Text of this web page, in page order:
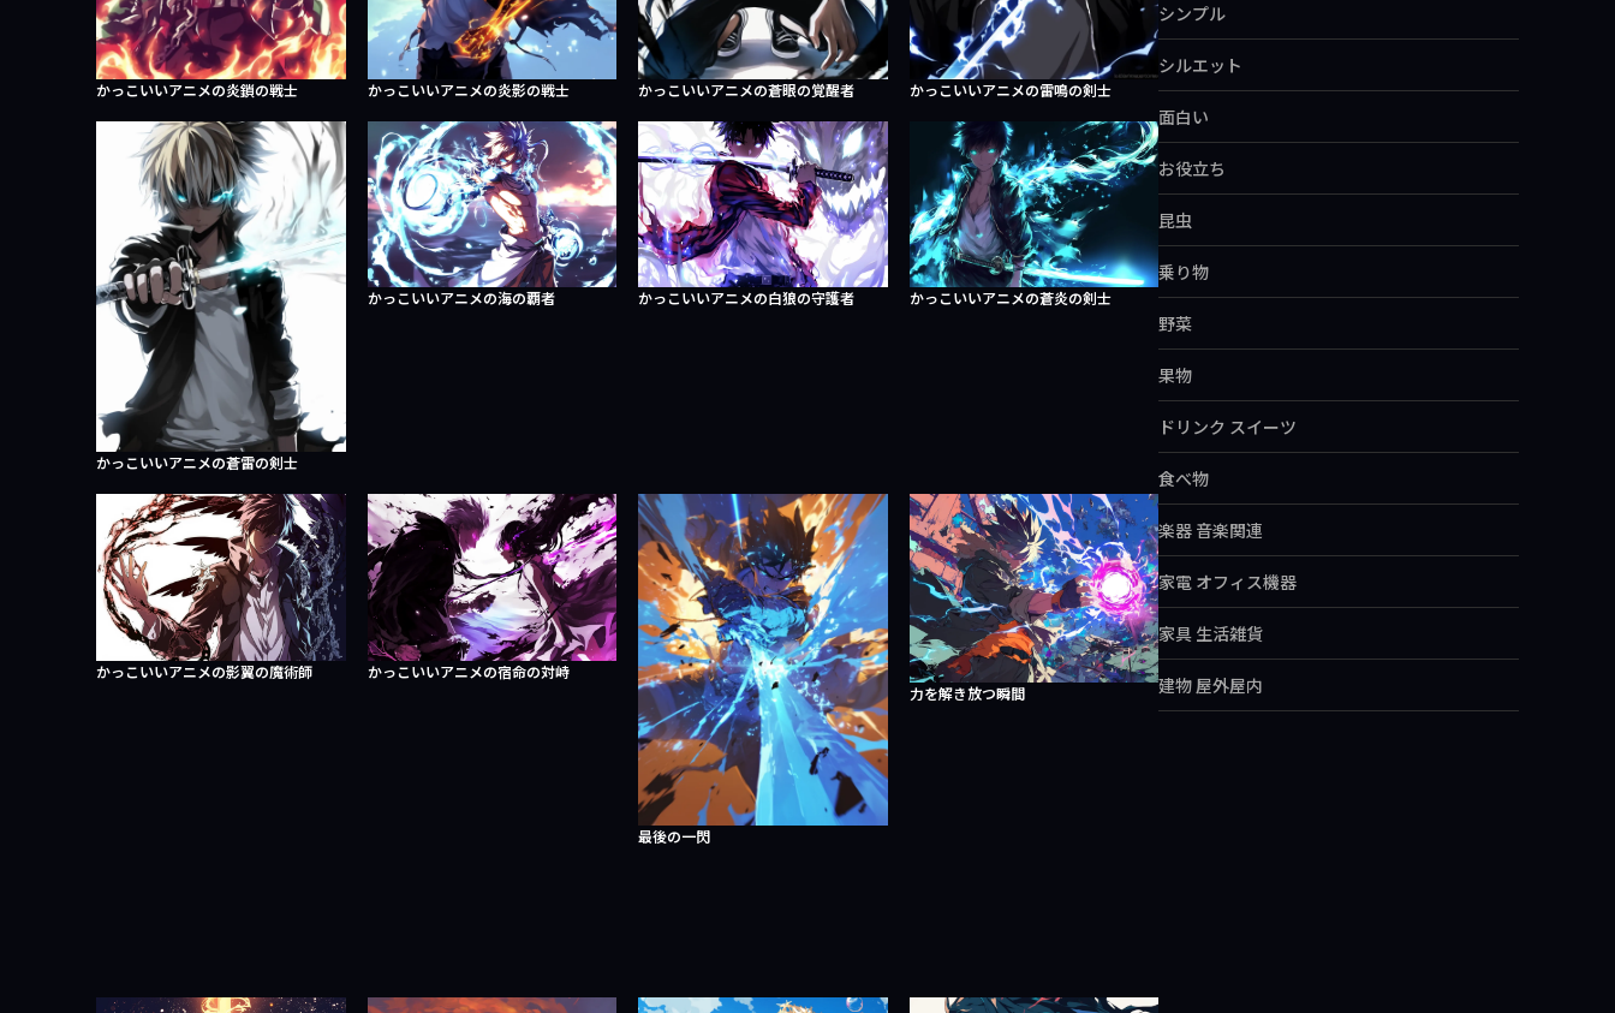
かっこいいアニメの炎鎖の戦士 かっこいいアニメの炎影の戦士 かっこいいアニメの蒼眼の覚醒者 かっこいいアニメの雷鳴の剣士
かっこいいアニメの蒼雷の剣士
かっこいいアニメの海の覇者 かっこいいアニメの白狼の守護者 かっこいいアニメの蒼炎の剣士
かっこいいアニメの影翼の魔術師 かっこいいアニメの宿命の対峙
最後の一閃
力を解き放つ瞬間
シンプル
シルエット
面白い
お役立ち
昆虫
乗り物
野菜
果物
ドリンク スイーツ
食べ物
楽器 音楽関連
家電 オフィス機器
家具 生活雑貨
建物 屋外屋内